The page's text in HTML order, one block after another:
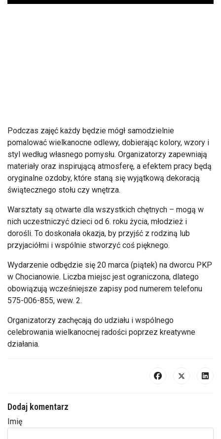
Podczas zajęć każdy będzie mógł samodzielnie
pomalować wielkanocne odlewy, dobierając kolory, wzory i
styl według własnego pomysłu. Organizatorzy zapewniają
materiały oraz inspirującą atmosferę, a efektem pracy będą
oryginalne ozdoby, które staną się wyjątkową dekoracją
świątecznego stołu czy wnętrza.
Warsztaty są otwarte dla wszystkich chętnych – mogą w
nich uczestniczyć dzieci od 6. roku życia, młodzież i
dorośli. To doskonała okazja, by przyjść z rodziną lub
przyjaciółmi i wspólnie stworzyć coś pięknego.
Wydarzenie odbędzie się 20 marca (piątek) na dworcu PKP
w Chocianowie. Liczba miejsc jest ograniczona, dlatego
obowiązują wcześniejsze zapisy pod numerem telefonu
575-006-855, wew. 2.
Organizatorzy zachęcają do udziału i wspólnego
celebrowania wielkanocnej radości poprzez kreatywne
działania.
Dodaj komentarz
Imię